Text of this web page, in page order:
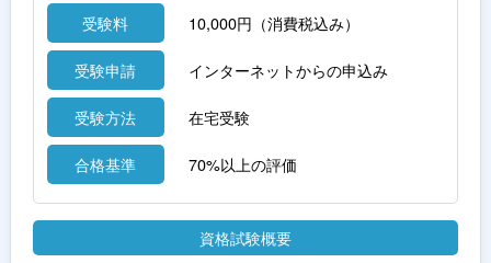
受験料 10,000円（消費税込み）
受験申請 インターネットからの申込み
受験方法 在宅受験
合格基準 70%以上の評価
資格試験概要